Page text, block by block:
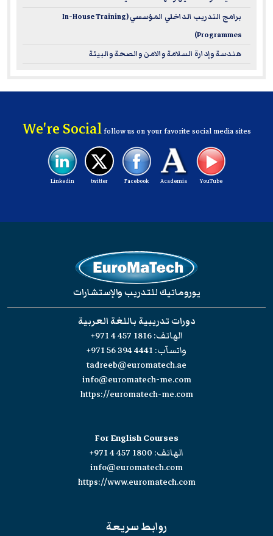
strategic leadership skills and make a significant impact in
your organization.
For more information on ILM – please visitwww.i-l-m.com
برامج التدريب الداخلي المؤسسي (In-House Training
Programmes)
هندسة وإدارة السلامة والامن والصحة والبيئة
We're Socialfollow us on your favorite social media sites
YouTube
Academia
Facebook
twitter
Linkedin
يوروماتيك للتدريب والإستشارات
دورات تدريبية باللغة العربية
الهاتف:+971 4 457 1816
واتسآب:+971 56 394 4441
tadreeb@euromatech.ae
info@euromatech-me.com
https://euromatech-me.com
For English Courses
الهاتف: +971 4 457 1800
info@euromatech.com
https://www.euromatech.com
روابط سريعة